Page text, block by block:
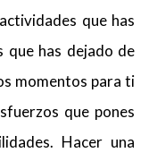
que has
que has dejado de
momentos para ti
que pones
Hacer una